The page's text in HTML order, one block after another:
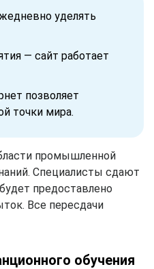
уделять
— сайт работает
позволяет
точки мира.
промышленной
Специалисты сдают
предоставлено
Все пересдачи
обучения